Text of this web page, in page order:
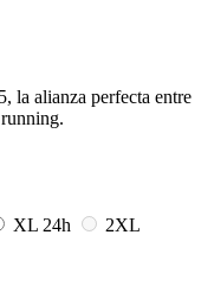
la alianza perfecta entre
XL 24h
2XL